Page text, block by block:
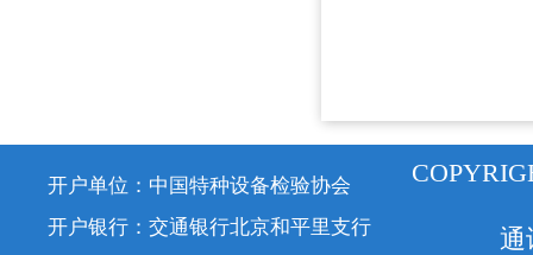
开户单位：中国特种设备检验协会
开户银行：交通银行北京和平里支行
通